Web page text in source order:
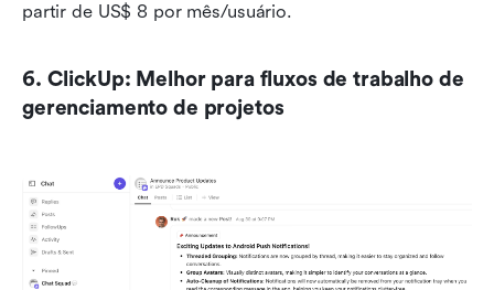
partir de US$ 8 por mês/usuário.
6. ClickUp: Melhor para fluxos de trabalho de
gerenciamento de projetos